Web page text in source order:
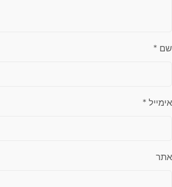
שם *
אימייל *
אתר